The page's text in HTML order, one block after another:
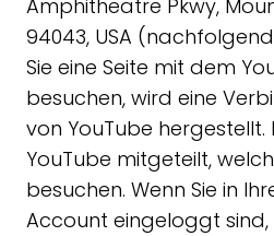
Amphitheatre Pkwy,
94043, USA
Sie eine Seite mit dem
besuchen, wird eine
von YouTube hergestellt.
YouTube mitgeteilt,
besuchen. Wenn Sie in
Account eingeloggt sind,